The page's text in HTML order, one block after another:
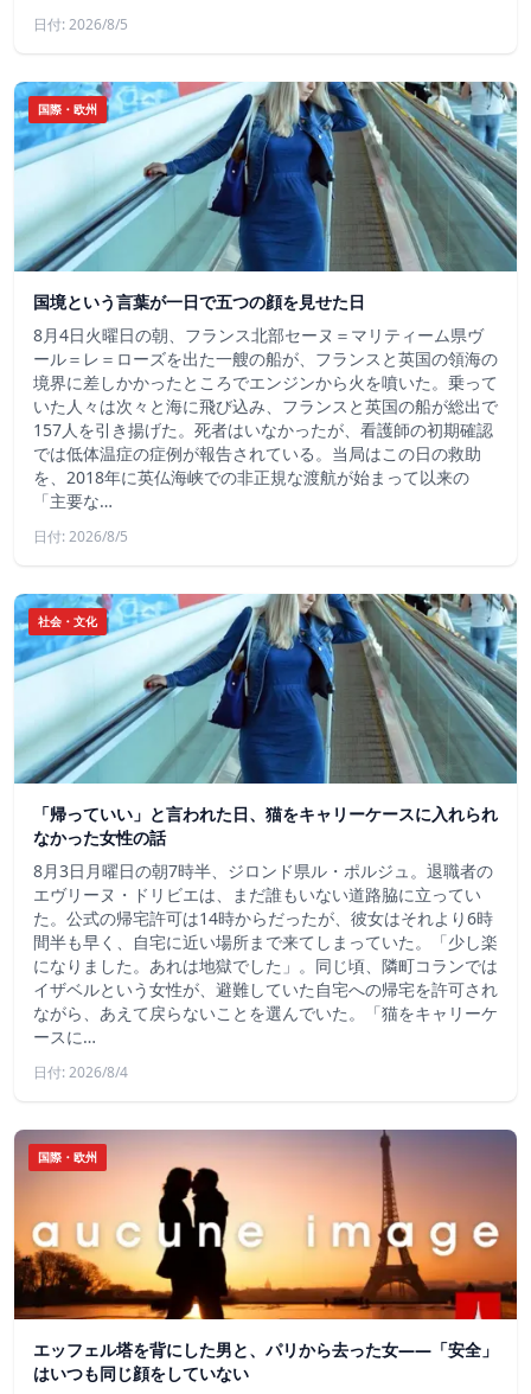
日付: 2026/8/5
国際・欧州
国境という言葉が一日で五つの顔を見せた日
8月4日火曜日の朝、フランス北部セーヌ＝マリティーム県ヴ
ール＝レ＝ローズを出た一艘の船が、フランスと英国の領海の
境界に差しかかったところでエンジンから火を噴いた。乗って
いた人々は次々と海に飛び込み、フランスと英国の船が総出で
157人を引き揚げた。死者はいなかったが、看護師の初期確認
では低体温症の症例が報告されている。当局はこの日の救助
を、2018年に英仏海峡での非正規な渡航が始まって以来の
「主要な…
日付: 2026/8/5
社会・文化
「帰っていい」と言われた日、猫をキャリーケースに入れられ
なかった女性の話
8月3日月曜日の朝7時半、ジロンド県ル・ポルジュ。退職者の
エヴリーヌ・ドリビエは、まだ誰もいない道路脇に立ってい
た。公式の帰宅許可は14時からだったが、彼女はそれより6時
間半も早く、自宅に近い場所まで来てしまっていた。「少し楽
になりました。あれは地獄でした」。同じ頃、隣町コランでは
イザベルという女性が、避難していた自宅への帰宅を許可され
ながら、あえて戻らないことを選んでいた。「猫をキャリーケ
ースに…
日付: 2026/8/4
国際・欧州
エッフェル塔を背にした男と、パリから去った女——「安全」
はいつも同じ顔をしていない